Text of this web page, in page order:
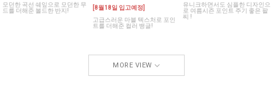
모던한 곡선 쉐잎으로 모던한 무
드를 더해준 볼드한 반지!
[8월18일 입고예정]
고급스러운 마블 텍스처로 포인
트를 더해준 컬러 뱅글!
유니크하면서도 심플한 디자인으
로 여름시즌 포인트 주기 좋은 팔
찌 !
MORE VIEW